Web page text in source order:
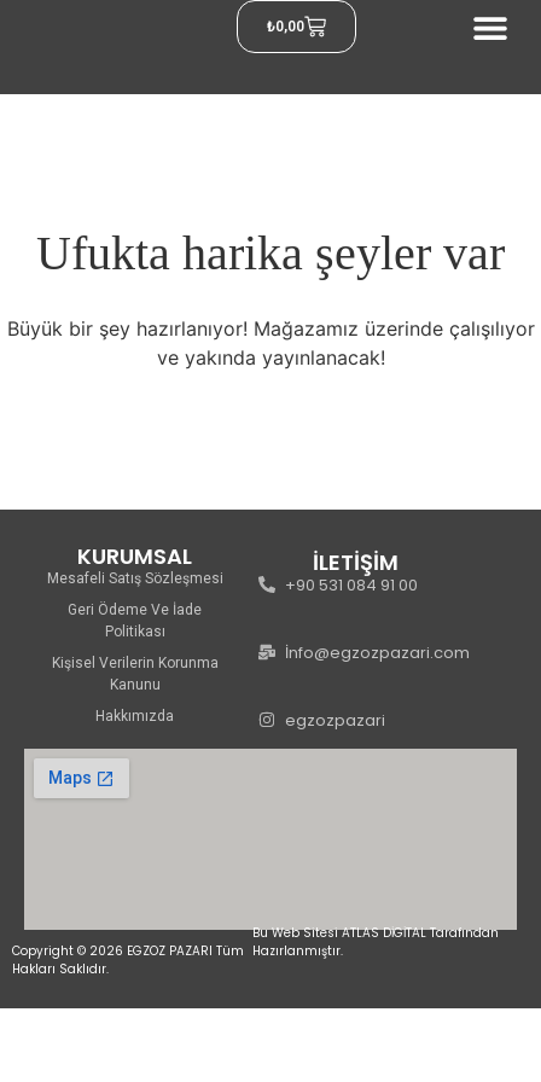
₺0,00
Ufukta harika şeyler var
Büyük bir şey hazırlanıyor! Mağazamız üzerinde çalışılıyor
ve yakında yayınlanacak!
KURUMSAL
Mesafeli Satış Sözleşmesi
Geri Ödeme Ve İade
Politikası
Kişisel Verilerin Korunma
Kanunu
Hakkımızda
İLETİŞİM
+90 531 084 91 00
İnfo@egzozpazari.com
egzozpazari
Copyright © 2026 EGZOZ PAZARI Tüm
Hakları Saklıdır.
Bu Web Sitesi ATLAS DİGİTAL Tarafından
Hazırlanmıştır.